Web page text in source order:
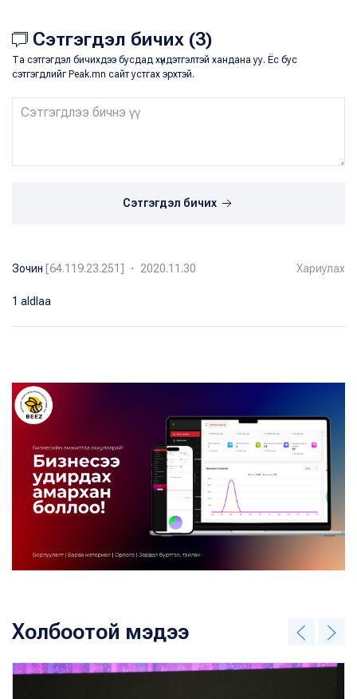
Сэтгэгдэл бичих (3)
Та сэтгэгдэл бичихдээ бусдад хүндэтгэлтэй хандана уу. Ёс бус
сэтгэгдлийг Peak.mn сайт устгах эрхтэй.
Сэтгэгдэл бичих
Зочин [64.119.23.251] ・ 2020.11.30 Хариулах
1 aldlaa
Холбоотой мэдээ